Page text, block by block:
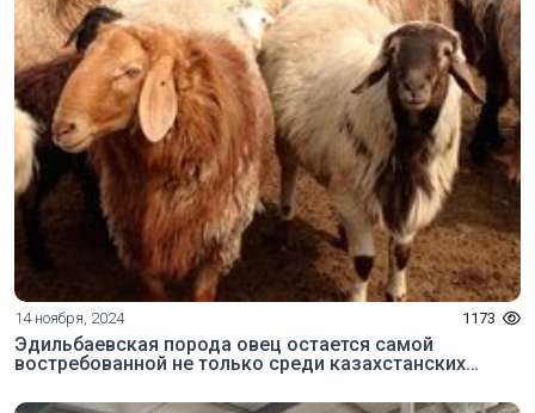
14 ноября, 2024 1173
Эдильбаевская порода овец остается самой
востребованной не только среди казахстанских